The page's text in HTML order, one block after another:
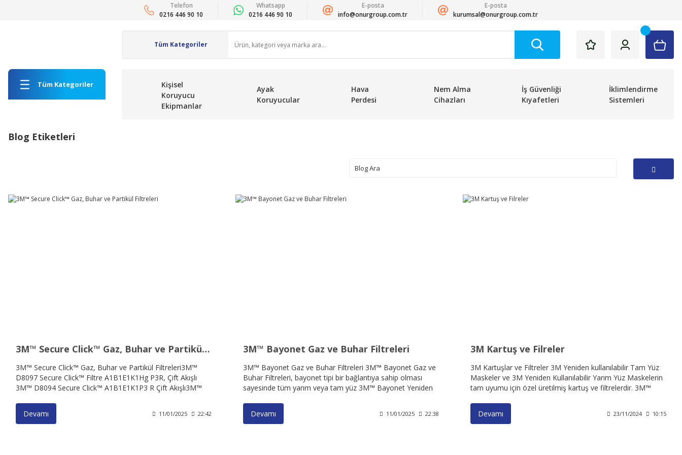
Telefon
0216 446 90 10
Whatsapp
0216 446 90 10
E-posta
info@onurgroup.com.tr
E-posta
kurumsal@onurgroup.com.tr
Tüm Kategoriler
Kişisel
Koruyucu
Ekipmanlar
Ayak
Koruyucular
Hava
Perdesi
Nem Alma
Cihazları
İş Güvenliği
Kıyafetleri
İklimlendirme
Sistemleri
Blog Etiketleri
3M™ Secure Click™ Gaz, Buhar ve Partikül Filtreleri
3M™ Secure Click™ Gaz, Buhar ve Partikül Filtreleri ​ 3M™
D8097 Secure Click™ Filtre A1B1E1K1Hg P3R, Çift Akışlı ​
3M™ D8094 Secure Click™ A1B1E1K1P3 R Çift Akışlı ​ 3M™
Devamı
11/01/2025 22:42
3M™ Bayonet Gaz ve Buhar Filtreleri
3M™ Bayonet Gaz ve Buhar Filtreleri 3M™️ Bayonet Gaz ve
Buhar Filtreleri, bayonet tipi bir bağlantıya sahip olması
sayesinde tüm yarım veya tam yüz 3M™️ Bayonet Yeniden
çeşitli tehlikeli ortamlarda kullanıma yönelik hafif ve dengeli
Devamı 11/01/2025 22:38
3M Kartuş ve Filreler
3M Kartuşlar ve Filtreler 3M Yeniden kullanılabilir Tam Yüz
Maskeler ve 3M Yeniden Kullanılabilir Yarım Yüz Maskelerin
tam uyumu için özel üretilmiş kartuş ve filtrelerdir. 3M™
Buhar Filtresi | 3M™ 6059 ABEK1 Asit Gazlara ve Amonyak
Devamı 23/11/2024 10:15